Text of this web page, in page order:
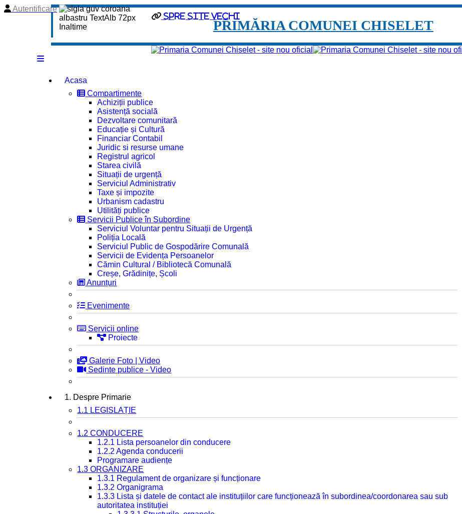
Spre site vechi
Autentificare
PRIMĂRIA COMUNEI CHISELET
Acasa
Compartimente
Achiziții publice
Asistență socială
Dezvoltare comunitară
Educație și Cultură
Financiar Contabil
Juridic si resurse umane
Registrul agricol
Starea civilă
Situații de urgență
Serviciul Administrativ
Taxe și impozite
Urbanism cadastru
Utilități publice
Servicii Publice în Subordine
Serviciul Voluntar pentru Situații de Urgență
Poliția Locală
Serviciul Public de Gospodărire Comunală
Servicii de Evidența Persoanelor
Cămin Cultural / Bibliotecă Comunală
Creșe, Grădinițe, Școli
Anunțuri
Evenimente
Servicii online
Proiecte
Galerie Foto | Video
Sedinte publice - Video
1. Despre Primarie
1.1 LEGISLAȚIE
1.2 CONDUCERE
1.2.1 Lista persoanelor din conducere
1.2.2 Agenda conducerii
Programare audiențe
1.3 ORGANIZARE
1.3.1 Regulament de organizare și funcționare
1.3.2 Organigrama
1.3.3 Lista și datele de contact ale instituțiilor care funcționează în subordinea/coordonarea sau sub
autoritatea instituției